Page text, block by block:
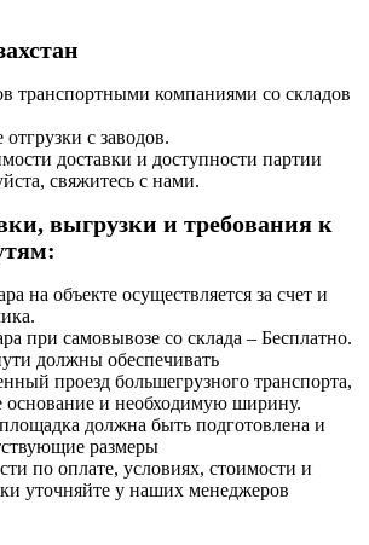
транспортными компаниями со складов
с заводов.
доставки и доступности партии
свяжитесь с нами.
выгрузки и требования к
на объекте осуществляется за счет и
при самовывозе со склада – Бесплатно.
должны обеспечивать
проезд большегрузного транспорта,
основание и необходимую ширину.
должна быть подготовлена и
размеры
по оплате, условиях, стоимости и
уточняйте у наших менеджеров